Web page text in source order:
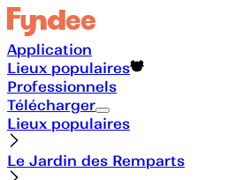
Application
Lieux populaires
Professionnels
Télécharger
Lieux populaires
Le Jardin des Remparts